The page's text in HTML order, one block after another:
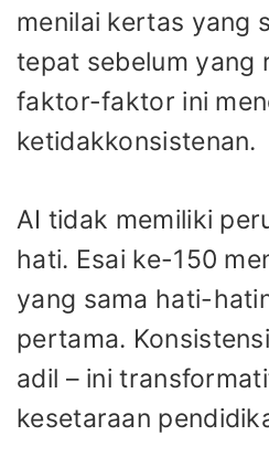
menilai kertas yang
tepat sebelum yang
faktor-faktor ini
ketidakkonsistenan.
AI tidak memiliki
hati. Esai ke-150
yang sama hati-
pertama.
adil – ini
kesetaraan